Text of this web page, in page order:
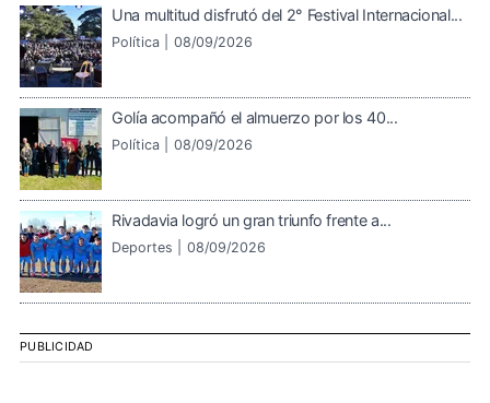
Una multitud disfrutó del 2° Festival Internacional...
Política | 08/09/2026
Golía acompañó el almuerzo por los 40...
Política | 08/09/2026
Rivadavia logró un gran triunfo frente a...
Deportes | 08/09/2026
PUBLICIDAD